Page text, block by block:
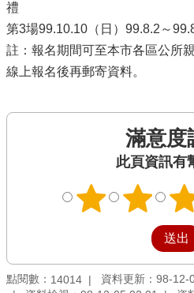
禮
第3場99.10.10（日）99.8.2～
註：報名期間可至本市各區公所
線上報名後再郵寄資料。
滿意度
此頁資訊有
點閱數： 14014
資料更新：98-12-